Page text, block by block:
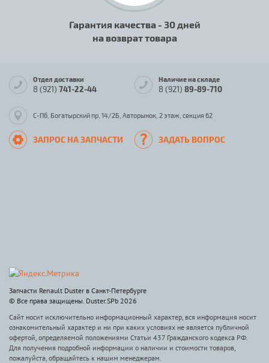
Гарантия качества - 30 дней
на возврат товара
Отдел доставки
8 (921) 741-22-44
Наличие на складе
8 (921) 89-89-710
С-Пб, Богатырский пр, 14/2Б, Авторынок, 2 этаж, секция 62
ЗАПРОС НА ЗАПЧАСТИ ЗАДАТЬ ВОПРОС
Запчасти Renault Duster в Санкт-Петербурге
© Все права защищены. Duster.SPb 2026
Сайт носит исключительно информационный характер, вся информация носит
ознакомительный характер и ни при каких условиях не является публичной
офертой, определяемой положениями Статьи 437 Гражданского кодекса РФ.
Для получения подробной информации о наличии и стоимости товаров,
пожалуйста, обращайтесь к нашим менеджерам.